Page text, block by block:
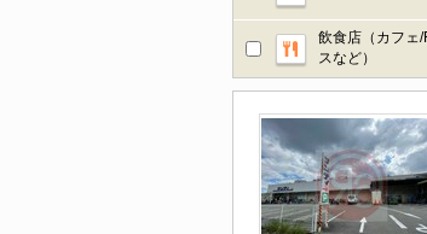
飲食店（カフェ/
スなど）